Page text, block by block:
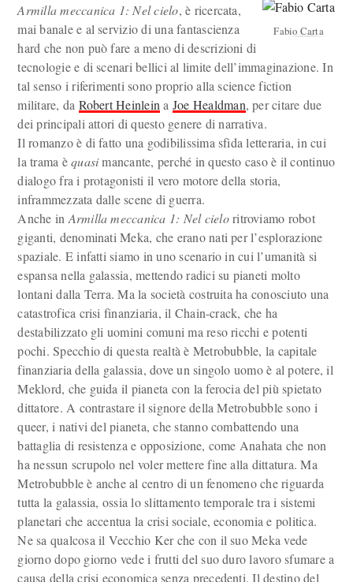
Fabio Carta
Armilla meccanica 1: Nel cielo, è ricercata,
mai banale e al servizio di una fantascienza
hard che non può fare a meno di descrizioni di
tecnologie e di scenari bellici al limite dell’immaginazione. In
tal senso i riferimenti sono proprio alla science fiction
militare, da Robert Heinlein a Joe Healdman, per citare due
dei principali attori di questo genere di narrativa.
Il romanzo è di fatto una godibilissima sfida letteraria, in cui
la trama èquasimancante, perché in questo caso è il continuo
dialogo fra i protagonisti il vero motore della storia,
inframmezzata dalle scene di guerra.
Anche in Armilla meccanica 1: Nel cieloritroviamo robot
giganti, denominati Meka, che erano nati per l’esplorazione
spaziale. E infatti siamo in uno scenario in cui l’umanità si
espansa nella galassia, mettendo radici su pianeti molto
lontani dalla Terra. Ma la società costruita ha conosciuto una
catastrofica crisi finanziaria, il Chain-crack, che ha
destabilizzato gli uomini comuni ma reso ricchi e potenti
pochi. Specchio di questa realtà è Metrobubble, la capitale
finanziaria della galassia, dove un singolo uomo è al potere, il
Meklord, che guida il pianeta con la ferocia del più spietato
dittatore. A contrastare il signore della Metrobubble sono i
queer, i nativi del pianeta, che stanno combattendo una
battaglia di resistenza e opposizione, come Anahata che non
ha nessun scrupolo nel voler mettere fine alla dittatura. Ma
Metrobubble è anche al centro di un fenomeno che riguarda
tutta la galassia, ossia lo slittamento temporale tra i sistemi
planetari che accentua la crisi sociale, economia e politica.
Ne sa qualcosa il Vecchio Ker che con il suo Meka vede
giorno dopo giorno vede i frutti del suo duro lavoro sfumare a
causa della crisi economica senza precedenti. Il destino del